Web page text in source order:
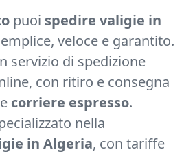
puoi spedire valigie in
veloce e garantito.
servizio di spedizione
con ritiro e consegna
corriere espresso.
nella
in Algeria, con tariffe